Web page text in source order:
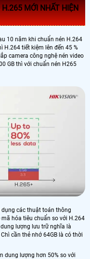
H.265 MỚI NHẤT HIỆN
10 năm khi chuẩn nén H.264
H.264 tiết kiệm lên đến 45 %
camera công nghệ nén video
GB thì với chuẩn nén H265
dụng các thuật toán thông
hóa tiêu chuẩn so với H.264
lượng lưu trữ nghĩa là
cần thẻ nhớ 64GB là có thời
dung lượng hơn 50% so với